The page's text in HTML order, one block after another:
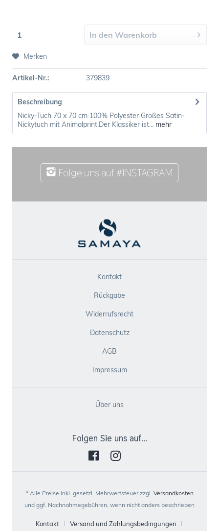
In den Warenkorb
Merken
Artikel-Nr.: 379839
Beschreibung
Nicky-Tuch 70 x 70 cm 100% Polyester Großes Satin-
Nickytuch mit Animalprint.Der Klassiker ist... mehr
Folge uns auf #INSTAGRAM
Kontakt
Rückgabe
Widerrufsrecht
Datenschutz
AGB
Impressum
Über uns
Folgen Sie uns auf...
* Alle Preise inkl. gesetzl. Mehrwertsteuer zzgl. Versandkosten
und ggf. Nachnahmegebühren, wenn nicht anders beschrieben
Kontakt Versand und Zahlungsbedingungen